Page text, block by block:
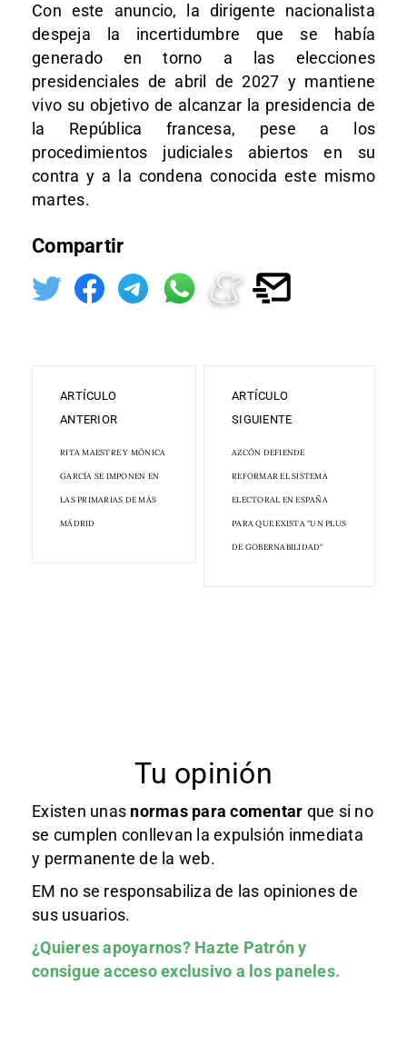
Con este anuncio, la dirigente nacionalista
despeja la incertidumbre que se había
generado en torno a las elecciones
presidenciales de abril de 2027 y mantiene
vivo su objetivo de alcanzar la presidencia de
la República francesa, pese a los
procedimientos judiciales abiertos en su
contra y a la condena conocida este mismo
martes.
Compartir
ARTÍCULO
ANTERIOR
RITA MAESTRE Y MÓNICA
GARCÍA SE IMPONEN EN
LAS PRIMARIAS DE MÁS
MÁDRID
ARTÍCULO
SIGUIENTE
AZCÓN DEFIENDE
REFORMAR EL SISTEMA
ELECTORAL EN ESPAÑA
PARA QUE EXISTA "UN PLUS
DE GOBERNABILIDAD"
Tu opinión
Existen unas normas para comentar que si no
se cumplen conllevan la expulsión inmediata
y permanente de la web.
EM no se responsabiliza de las opiniones de
sus usuarios.
¿Quieres apoyarnos? Hazte Patróny
consigue acceso exclusivo a los paneles.